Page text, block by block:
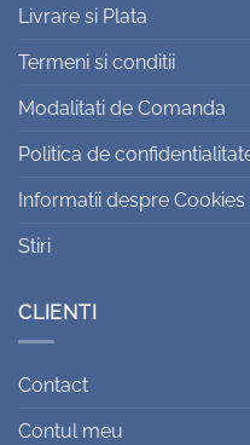
Livrare si Plata
Termeni si conditii
Modalitati de Comanda
Politica de
Informatii despre Cookies
Stiri
CLIENTI
Contact
Contul meu